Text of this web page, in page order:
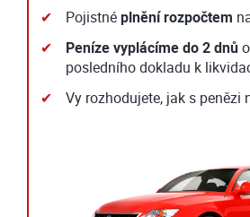
Pojistnéplnění rozpočtem
Peníze vyplácíme do 2 dnů
posledního dokladu k
Vy rozhodujete, jak s penězi